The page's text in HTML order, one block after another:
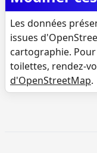
Les données
issues
cartographie.
toilettes, rendez-
d'OpenStreetMap.